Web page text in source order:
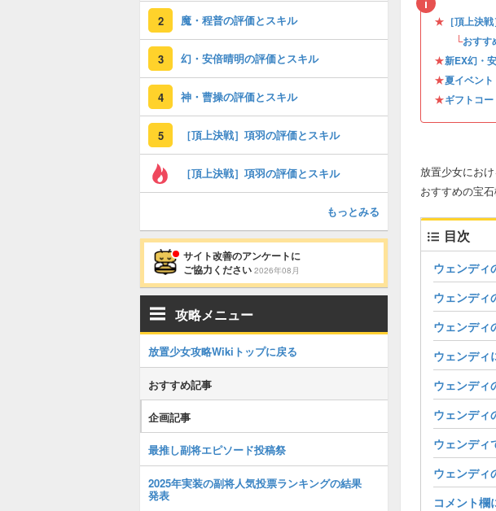
★ ［頂上決
└おすす
★新EX幻・
★夏イベン
★ギフトコ
放置少女にお
おすすめの宝
目次
ウェンディ
ウェンディ
ウェンディ
ウェンディ
ウェンディ
ウェンディ
ウェンディ
ウェンディ
コメント欄
2 魔・程普の評価とスキル
3 幻・安倍晴明の評価とスキル
4 神・曹操の評価とスキル
5 ［頂上決戦］項羽の評価とスキル
［頂上決戦］項羽の評価とスキル
もっとみる
サイト改善のアンケートに
ご協力ください 2026年08月
攻略メニュー
放置少女攻略Wikiトップに戻る
おすすめ記事
企画記事
最推し副将エピソード投稿祭
2025年実装の副将人気投票ランキングの結果
発表